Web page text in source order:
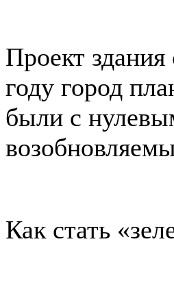
Проект
году город
были с
Как стать